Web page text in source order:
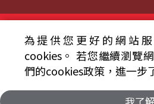
© 2024財團法人中央廣
資通安全政策聲明
服務
為提供您更好的網站
cookies。 若您繼續瀏覽
們的cookies政策，進一步